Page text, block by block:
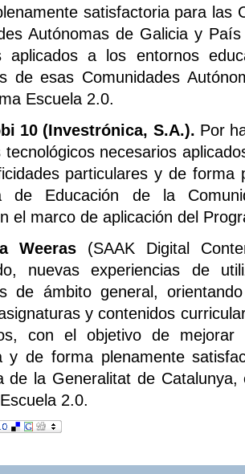
satisfactoria para las
Autónomas de Galicia y
aplicados a los entornos
de esas Comunidades
Escuela 2.0.
10 (Investrónica, S.A.). Por
tecnológicos necesarios
particulares y de forma
de Educación de la
el marco de aplicación del
Weeras(SAAK Digital
nuevas experiencias de
de ámbito general,
y contenidos
con el objetivo de
y de forma plenamente
de la Generalitat de
2.0.